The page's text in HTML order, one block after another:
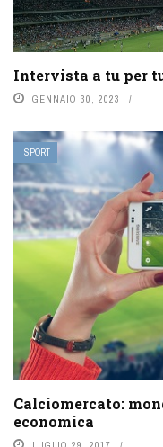
Intervista a tu per
GENNAIO 30, 2023
SPORT
Calciomercato:
economica